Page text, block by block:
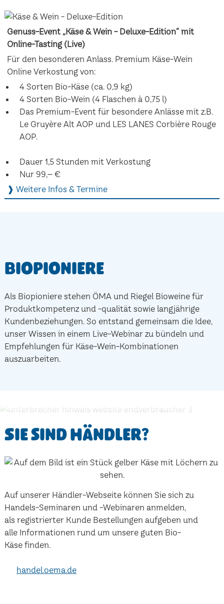
Genuss-Event „Käse & Wein - Deluxe-Edition“ mit
Online-Tasting (Live)
Für den besonderen Anlass. Premium Käse-Wein
Online Verkostung von:
4 Sorten Bio-Käse (ca. 0,9 kg)
4 Sorten Bio-Wein (4 Flaschen à 0,75 l)
Das Premium-Event für besondere Anlässe mit z.B.
Le Gruyère Alt AOP und LES LANES Corbière Rouge
AOP.
Dauer 1,5 Stunden mit Verkostung
Nur 99,– €
❱ Weitere Infos & Termine
Biopioniere
Als Biopioniere stehen ÖMA und Riegel Bioweine für
Produktkompetenz und -qualität sowie langjährige
Kundenbeziehungen. So entstand gemeinsam die Idee,
unser Wissen in einem Live-Webinar zu bündeln und
Empfehlungen für Käse-Wein-Kombinationen
auszuarbeiten.
Sie sind Händler?
Auf unserer Händler-Webseite können Sie sich zu
Handels-Seminaren und -Webinaren anmelden,
als registrierter Kunde Bestellungen aufgeben und
alle Informationen rund um unsere guten Bio-
Käse finden.
handel.oema.de